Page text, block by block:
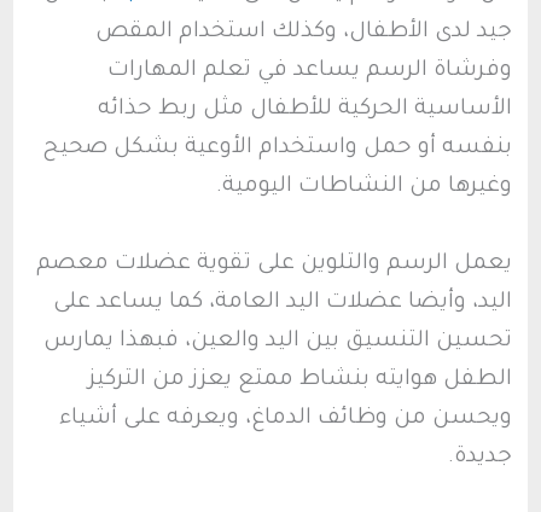
جيد لدى الأطفال، وكذلك استخدام المقص
وفرشاة الرسم يساعد في تعلم المهارات
الأساسية الحركية للأطفال مثل ربط حذائه
بنفسه أو حمل واستخدام الأوعية بشكل صحيح
وغيرها من النشاطات اليومية.
يعمل الرسم والتلوين على تقوية عضلات معصم
اليد، وأيضا عضلات اليد العامة، كما يساعد على
تحسين التنسيق بين اليد والعين، فبهذا يمارس
الطفل هوايته بنشاط ممتع يعزز من التركيز
ويحسن من وظائف الدماغ، ويعرفه على أشياء
جديدة.